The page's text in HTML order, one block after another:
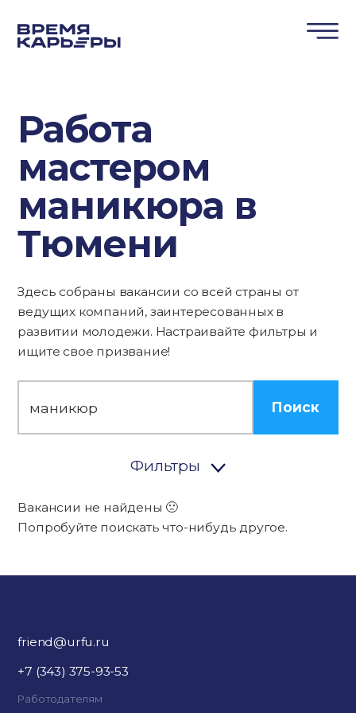
Работа
мастером
маникюра в
Тюмени
Здесь собраны вакансии со всей страны от
ведущих компаний, заинтересованных в
развитии молодежи. Настраивайте фильтры и
ищите свое призвание!
Поиск
Фильтры
Вакансии не найдены 🙁
Попробуйте поискать что-нибудь другое.
friend@urfu.ru
+7 (343) 375-93-53
Работодателям